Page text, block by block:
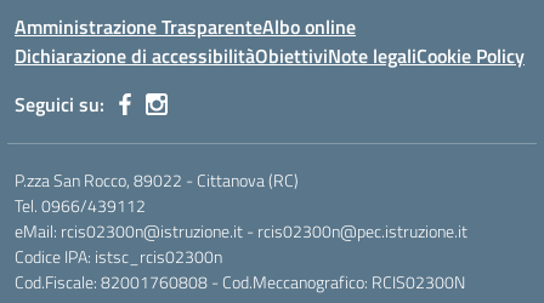
Amministrazione TrasparenteAlbo online
Dichiarazione di accessibilitàObiettiviNote legaliCookie Policy
Seguici su:
P.zza San Rocco, 89022 - Cittanova (RC)
Tel. 0966/439112
eMail: rcis02300n@istruzione.it - rcis02300n@pec.istruzione.it
Codice IPA: istsc_rcis02300n
Cod.Fiscale: 82001760808 - Cod.Meccanografico: RCIS02300N